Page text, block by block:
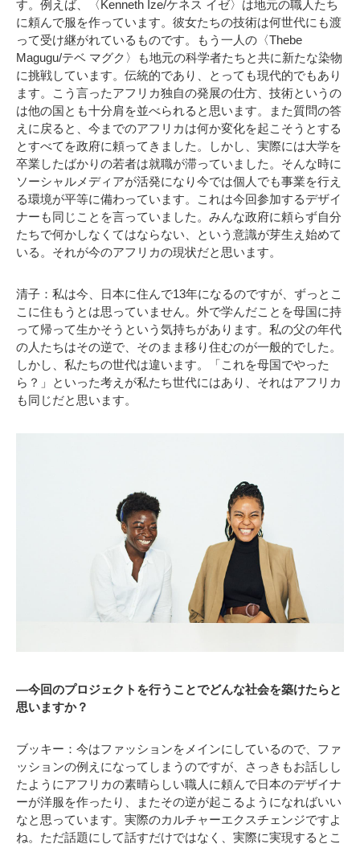
す。例えば、〈Kenneth Ize/ケネス イゼ〉は地元の職人たち
に頼んで服を作っています。彼女たちの技術は何世代にも渡
って受け継がれているものです。もう一人の〈Thebe
Magugu/テベ マグク〉も地元の科学者たちと共に新たな染物
に挑戦しています。伝統的であり、とっても現代的でもあり
ます。こう言ったアフリカ独自の発展の仕方、技術というの
は他の国とも十分肩を並べられると思います。また質問の答
えに戻ると、今までのアフリカは何か変化を起こそうとする
とすべてを政府に頼ってきました。しかし、実際には大学を
卒業したばかりの若者は就職が滞っていました。そんな時に
ソーシャルメディアが活発になり今では個人でも事業を行え
る環境が平等に備わっています。これは今回参加するデザイ
ナーも同じことを言っていました。みんな政府に頼らず自分
たちで何かしなくてはならない、という意識が芽生え始めて
いる。それが今のアフリカの現状だと思います。
清子：私は今、日本に住んで13年になるのですが、ずっとこ
こに住もうとは思っていません。外で学んだことを母国に持
って帰って生かそうという気持ちがあります。私の父の年代
の人たちはその逆で、そのまま移り住むのが一般的でした。
しかし、私たちの世代は違います。「これを母国でやった
ら？」といった考えが私たち世代にはあり、それはアフリカ
も同じだと思います。
―今回のプロジェクトを行うことでどんな社会を築けたらと
思いますか？
ブッキー：今はファッションをメインにしているので、ファ
ッションの例えになってしまうのですが、さっきもお話しし
たようにアフリカの素晴らしい職人に頼んで日本のデザイナ
ーが洋服を作ったり、またその逆が起こるようになればいい
なと思っています。実際のカルチャーエクスチェンジですよ
ね。ただ話題にして話すだけではなく、実際に実現するとこ